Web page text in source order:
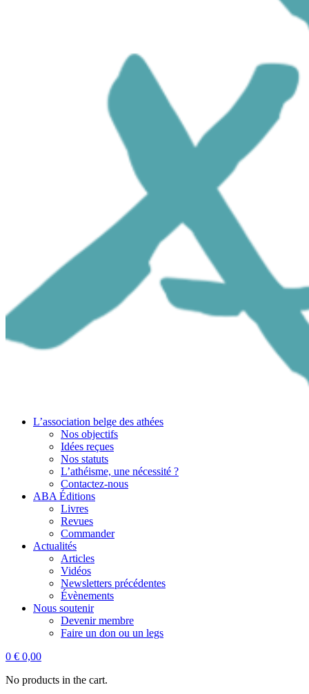
L’association belge des athées
Nos objectifs
Idées reçues
Nos statuts
L’athéisme, une nécessité ?
Contactez-nous
ABA Éditions
Livres
Revues
Commander
Actualités
Articles
Vidéos
Newsletters précédentes
Évènements
Nous soutenir
Devenir membre
Faire un don ou un legs
0 € 0,00
No products in the cart.